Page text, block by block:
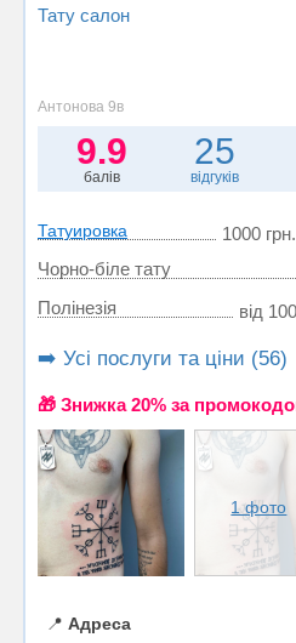
Тату салон
Антонова 9в
9.9
балів
25
відгуків
Татуировка
1000
Чорно-біле тату
Полінезія
від
➡️ Усі послуги та ціни (56)
🎁 Знижка 20% за
1 фото
📍 Адреса